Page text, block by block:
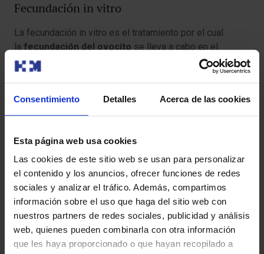
Consentimiento Detalles Acerca de las cookies
Esta página web usa cookies
Las cookies de este sitio web se usan para personalizar
el contenido y los anuncios, ofrecer funciones de redes
sociales y analizar el tráfico. Además, compartimos
información sobre el uso que haga del sitio web con
nuestros partners de redes sociales, publicidad y análisis
web, quienes pueden combinarla con otra información
que les haya proporcionado o que hayan recopilado a
Fecundación in vitro
La fecundación in vitro es el tratamiento por el cual
lafecundación del ovocitose lleva a cabo en el
laboratorio. Esta fecundación se puede hacer con
espermatozoides de la pareja o procedentes de un
En ambos casos, los espermatozoides se seleccionan y
que las posibilidades de fecundar sean mayores. Las
mujeres que se someten a un tratamiento de fecundación
in vitro también reciben un tratamiento de estimulación
ovárica con el fin de promover el desarrollo de varios
folículos.
Cuando los folículos ováricos alcanzan el tamaño
adecuado, se recogen los ovocitos mediante aspiración